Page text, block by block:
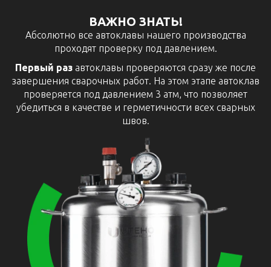
ВАЖНО ЗНАТЬ!
Абсолютно все автоклавы нашего производства
проходят проверку под давлением.
Первый раз автоклавы проверяются сразу же после
завершения сварочных работ. На этом этапе автоклав
проверяется под давлением 3 атм, что позволяет
убедиться в качестве и герметичности всех сварных
швов.